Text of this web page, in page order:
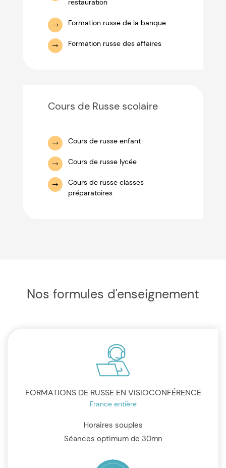
restauration
Formation russe de la banque
Formation russe des affaires
Cours de Russe scolaire
Cours de russe enfant
Cours de russe lycée
Cours de russe classes
préparatoires
Nos formules d'enseignement
FORMATIONS DE RUSSE EN VISIOCONFÉRENCE
France entière
Horaires souples
Séances optimum de 30mn